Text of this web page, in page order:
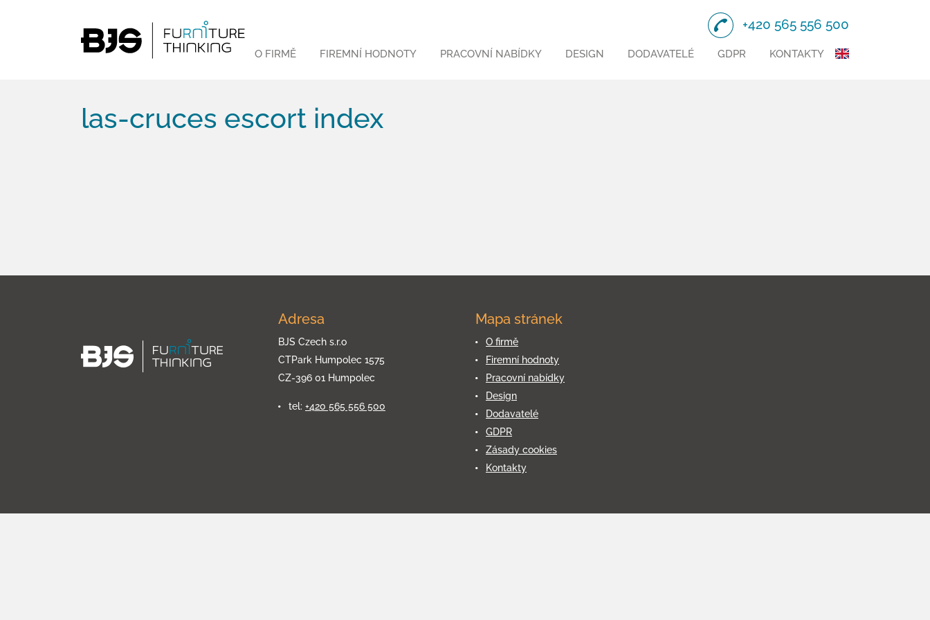
+420 565 556 500
O FIRMĚ FIREMNÍ HODNOTY PRACOVNÍ NABÍDKY DESIGN DODAVATELÉ GDPR KONTAKTY
las-cruces escort index
Adresa
BJS Czech s.r.o
CTPark Humpolec 1575
CZ-396 01 Humpolec
tel: +420 565 556 500
Mapa stránek
O firmě
Firemní hodnoty
Pracovní nabídky
Design
Dodavatelé
GDPR
Zásady cookies
Kontakty